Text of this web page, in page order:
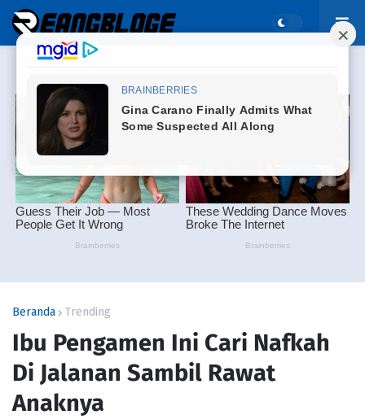
Beranda Trending
Ibu Pengamen Ini Cari Nafkah
Di Jalanan Sambil Rawat
Anaknya